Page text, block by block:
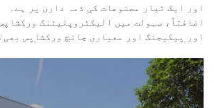
اور ایک تیار مصنوعات کی ذمہ داری پر ہے۔
اضافتاً، سہولت میں الیکٹروپلیٹنگ
اور پیکیجنگ اور معیاری جانچ ورکشاپس بھی